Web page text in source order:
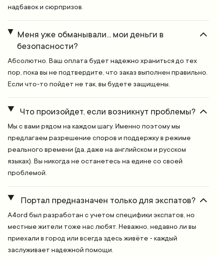
надбавок и сюрпризов.
Меня уже обманывали... мои деньги в
безопасности?
Абсолютно. Ваш оплата будет надежно храниться до тех
пор, пока вы не подтвердите, что заказ выполнен правильно.
Если что-то пойдет не так, вы будете защищены.
Что произойдет, если возникнут проблемы?
Мы с вами рядом на каждом шагу. Именно поэтому мы
предлагаем разрешение споров и поддержку в режиме
реального времени (да, даже на английском и русском
языках). Вы никогда не останетесь на едине со своей
проблемой.
Портал предназначен только для экспатов?
A4ord был разработан с учетом специфики экспатов, но
местные жители тоже нас любят. Неважно, недавно ли вы
приехали в город или всегда здесь живёте - каждый
заслуживает надежной помощи.